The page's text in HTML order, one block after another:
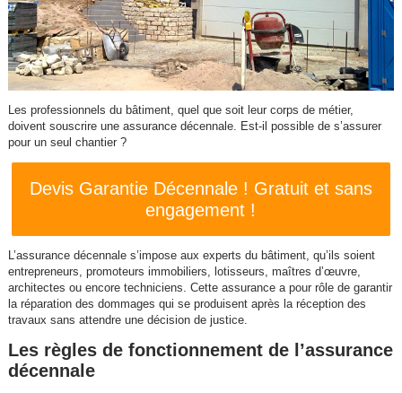
Les professionnels du bâtiment, quel que soit leur corps de métier,
doivent souscrire une assurance décennale. Est-il possible de s’assurer
pour un seul chantier ?
Devis Garantie Décennale ! Gratuit et sans
engagement !
L’assurance décennale s’impose aux experts du bâtiment, qu’ils soient
entrepreneurs, promoteurs immobiliers, lotisseurs, maîtres d’œuvre,
architectes ou encore techniciens. Cette assurance a pour rôle de garantir
la réparation des dommages qui se produisent après la réception des
travaux sans attendre une décision de justice.
Les règles de fonctionnement de l’assurance
décennale